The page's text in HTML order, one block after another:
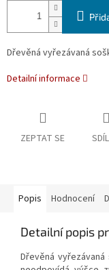
Dřevěná vyřezávaná
Detailní informace
ZEPTAT SE
Popis Hodnocení
Detailní popis
Dřevěná